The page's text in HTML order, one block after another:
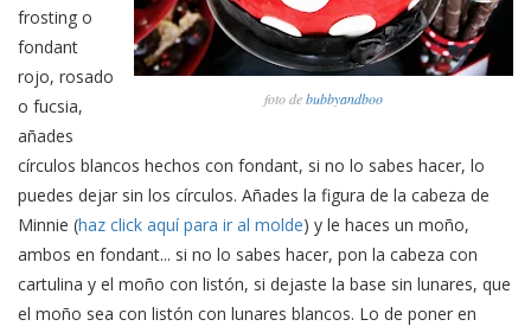
foto debubbyandboo
frosting o
fondant
rojo, rosado
o fucsia,
añades
círculos blancos hechos con fondant, si no lo sabes hacer, lo
puedes dejar sin los círculos. Añades la figura de la cabeza de
Minnie (haz click aquí para ir al molde) y le haces un moño,
ambos en fondant... si no lo sabes hacer, pon la cabeza con
cartulina y el moño con listón, si dejaste la base sin lunares, que
el moño sea con listón con lunares blancos. Lo de poner en